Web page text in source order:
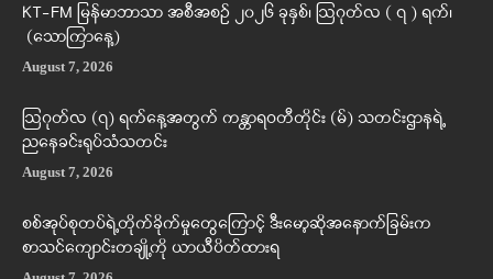
KT-FM မြန်မာဘာသာ အစီအစဉ် ၂၀၂၆ ခုနှစ်၊ ဩဂုတ်လ ( ၇ ) ရက်၊
(သောကြာနေ့)
August 7, 2026
ဩဂုတ်လ (၇) ရက်နေ့အတွက် ကန္တာရဝတီတိုင်း (မ်) သတင်းဌာနရဲ့
ညနေခင်းရုပ်သံသတင်း
August 7, 2026
စစ်အုပ်စုတပ်ရဲ့တိုက်ခိုက်မှုတွေကြောင့် ဒီးမော့ဆိုအနောက်ခြမ်းက
စာသင်ကျောင်းတချို့ကို ယာယီပိတ်ထားရ